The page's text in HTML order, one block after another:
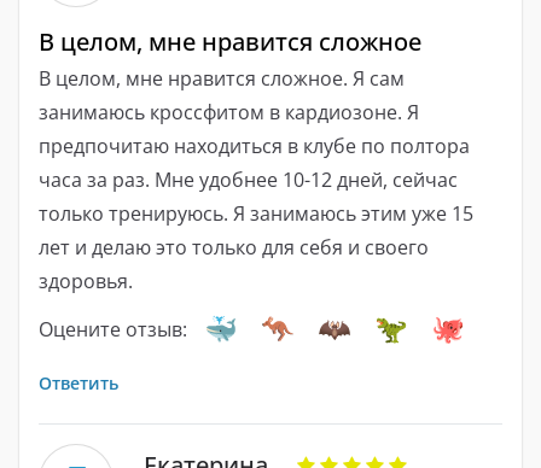
В целом, мне нравится сложное
В целом, мне нравится сложное. Я сам
занимаюсь кроссфитом в кардиозоне. Я
предпочитаю находиться в клубе по полтора
часа за раз. Мне удобнее 10-12 дней, сейчас
только тренируюсь. Я занимаюсь этим уже 15
лет и делаю это только для себя и своего
здоровья.
Оцените отзыв:
Ответить